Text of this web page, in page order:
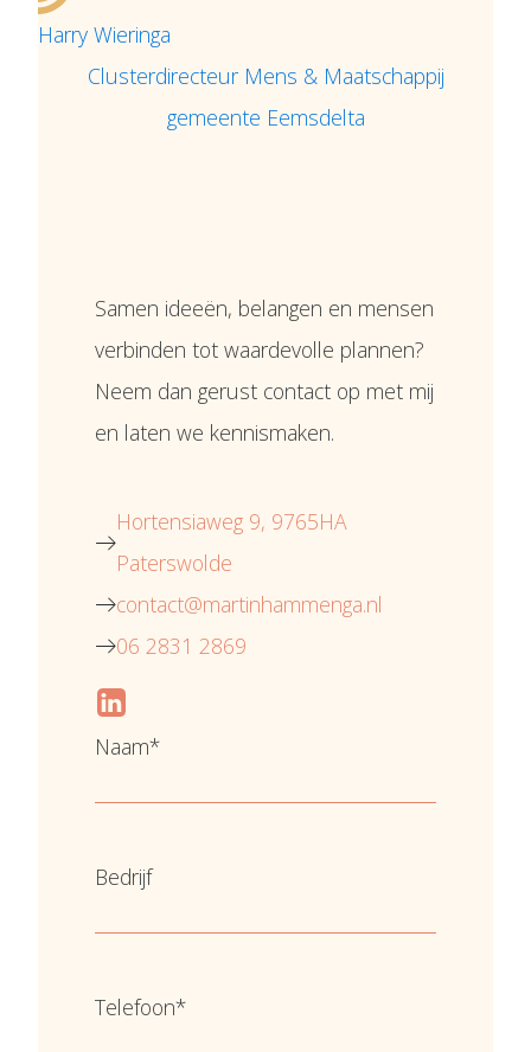
Harry Wieringa
Clusterdirecteur Mens & Maatschappij
gemeente Eemsdelta
Samen ideeën, belangen en mensen
verbinden tot waardevolle plannen?
Neem dan gerust contact op met mij
en laten we kennismaken.
Hortensiaweg 9, 9765HA
Paterswolde
contact@martinhammenga.nl
06 2831 2869
Naam*
Bedrijf
Telefoon*